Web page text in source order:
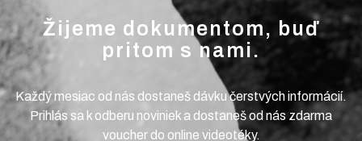
Žijeme dokumentom, buď
pritom s nami.
Každý mesiac od nás dostaneš dávku čerstvých informácií.
Prihlás sa k odberu noviniek a dostaneš od nás zdarma
voucher do online videotéky.